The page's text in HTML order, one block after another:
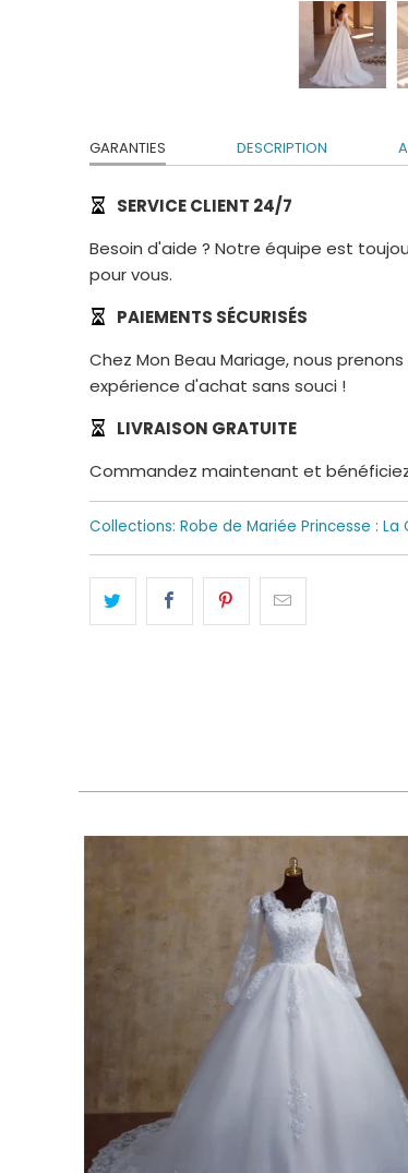
GARANTIES DESCRIPTION
SERVICE CLIENT 24/7
Besoin d'aide ? Notre équipe est
pour vous.
PAIEMENTS SÉCURISÉS
Chez Mon Beau Mariage, nous
expérience d'achat sans souci !
LIVRAISON GRATUITE
Commandez maintenant et
Collections: Robe de Mariée Princesse :